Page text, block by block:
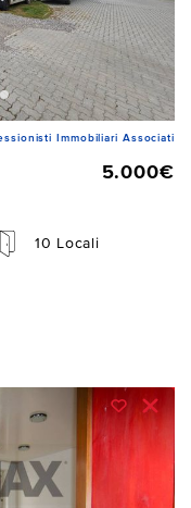
Immobiliari Associati
5.000€
10 Locali